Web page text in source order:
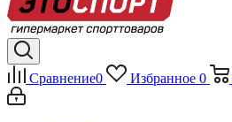
Сравнение0 Избранное 0